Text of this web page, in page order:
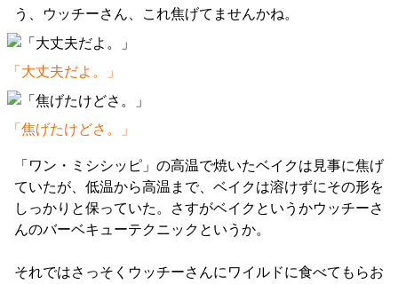
う、ウッチーさん、これ焦げてませんかね。
「大丈夫だよ。」
「焦げたけどさ。」
「ワン・ミシシッピ」の高温で焼いたベイクは見事に焦げ
ていたが、低温から高温まで、ベイクは溶けずにその形を
しっかりと保っていた。さすがベイクというかウッチーさ
んのバーベキューテクニックというか。
それではさっそくウッチーさんにワイルドに食べてもらお